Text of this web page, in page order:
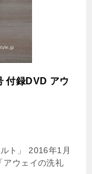
付録DVD アウ
ト」 2016年1月
アウェイの洗礼